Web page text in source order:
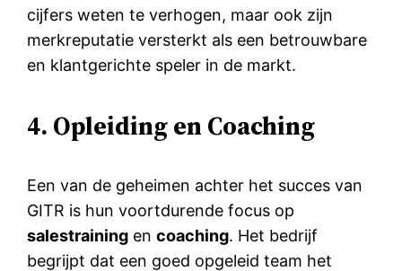
cijfers weten te verhogen, maar ook zijn
merkreputatie versterkt als een betrouwbare
en klantgerichte speler in de markt.
4. Opleiding en Coaching
Een van de geheimen achter het succes van
GITR is hun voortdurende focus op
salestraining encoaching. Het bedrijf
begrijpt dat een goed opgeleid team het